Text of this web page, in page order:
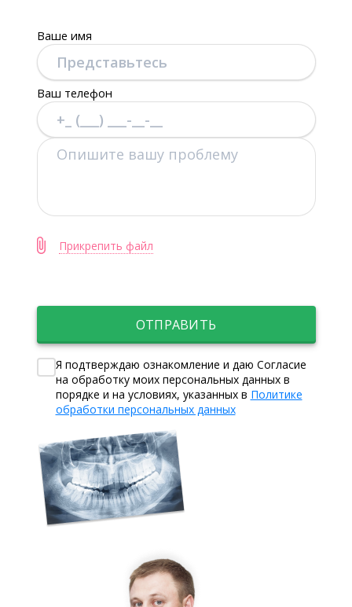
Ваше имя
Ваш телефон
Прикрепить файл
ОТПРАВИТЬ
Я подтверждаю ознакомление и даю Согласие
на обработку моих персональных данных в
порядке и на условиях, указанных в Политике
обработки персональных данных